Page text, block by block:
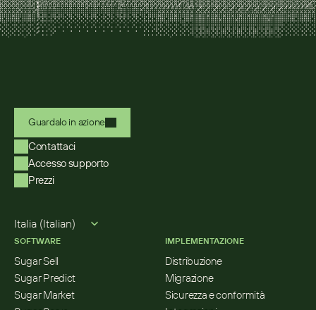
Guardalo in azione
Contattaci
Accesso supporto
Prezzi
Italia (Italian)
SOFTWARE
Sugar Sell
Sugar Predict
Sugar Market
IMPLEMENTAZIONE
Distribuzione
Migrazione
Sicurezza e conformità